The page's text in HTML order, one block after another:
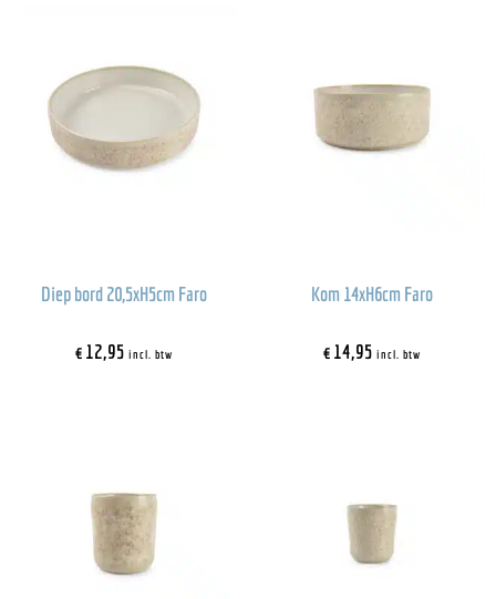
Diep bord 20,5xH5cm Faro
€12,95 incl. btw
Kom 14xH6cm Faro
€14,95 incl. btw